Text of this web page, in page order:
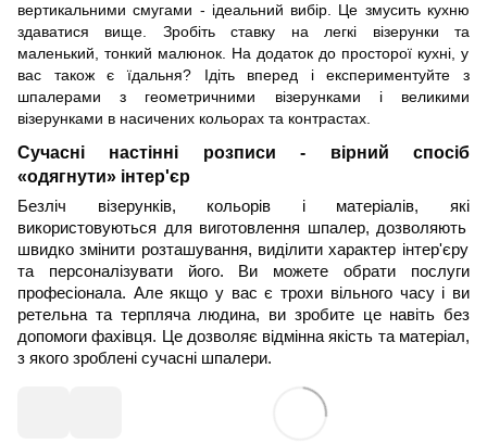
вертикальними смугами - ідеальний вибір. Це змусить кухню
здаватися вище. Зробітьставку на легкі візерункита
маленький, тонкий малюнок. На додаток до просторої кухні, у
вас також є їдальня? Ідіть вперед і експериментуйте з
шпалерами з геометричними візерунками і великими
візерунками в насичених кольорах та контрастах.
Сучасні настінні розписи - вірний спосіб
«одягнути» інтер'єр
Безліч візерунків, кольорів і матеріалів, які
використовуються для виготовлення шпалер, дозволяють
швидко змінити розташування, виділити характер інтер'єру
та персоналізувати його. Ви можетеобрати послуги
професіонала. Але якщо у вас є трохи вільного часу і ви
ретельна татерпляча людина, ви зробите це навіть без
допомоги фахівця. Це дозволяє відмінна якість таматеріал,
з якого зроблені сучасні шпалери.